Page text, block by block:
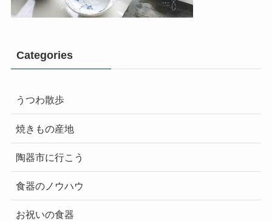
Categories
うつわ散歩
焼きもの産地
陶器市に行こう
食器のノウハウ
お祝いの食器